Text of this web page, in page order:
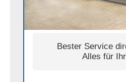
Bester Service
Alles für